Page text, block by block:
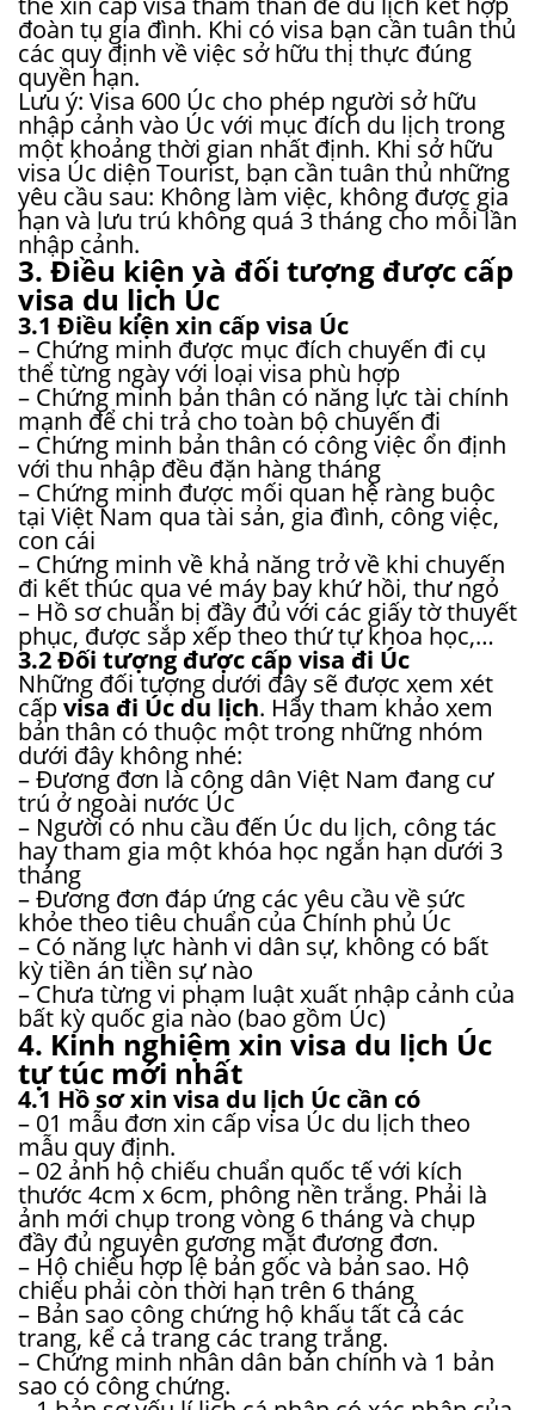
đoàn tụ gia đình. Khi có visa bạn cần tuân thủ
các quy định về việc sở hữu thị thực đúng
quyền hạn.
Lưu ý: Visa 600 Úc cho phép người sở hữu
nhập cảnh vào Úc với mục đích du lịch trong
một khoảng thời gian nhất định. Khi sở hữu
visa Úc diện Tourist, bạn cần tuân thủ những
yêu cầu sau: Không làm việc, không được gia
hạn và lưu trú không quá 3 tháng cho mỗi lần
nhập cảnh.
3. Điều kiện và đối tượng được cấp
visa du lịch Úc
3.1 Điều kiện xin cấp visa Úc
– Chứng minh được mục đích chuyến đi cụ
thể từng ngày với loại visa phù hợp
– Chứng minh bản thân có năng lực tài chính
mạnh để chi trả cho toàn bộ chuyến đi
– Chứng minh bản thân có công việc ổn định
với thu nhập đều đặn hàng tháng
– Chứng minh được mối quan hệ ràng buộc
tại Việt Nam qua tài sản, gia đình, công việc,
con cái
– Chứng minh về khả năng trở về khi chuyến
đi kết thúc qua vé máy bay khứ hồi, thư ngỏ
– Hồ sơ chuẩn bị đầy đủ với các giấy tờ thuyết
phục, được sắp xếp theo thứ tự khoa học,…
3.2 Đối tượng được cấp visa đi Úc
Những đối tượng dưới đây sẽ được xem xét
cấpvisa đi Úc du lịch. Hãy tham khảo xem
bản thân có thuộc một trong những nhóm
dưới đây không nhé:
– Đương đơn là công dân Việt Nam đang cư
trú ở ngoài nước Úc
– Người có nhu cầu đến Úc du lịch, công tác
hay tham gia một khóa học ngắn hạn dưới 3
tháng
– Đương đơn đáp ứng các yêu cầu về sức
khỏe theo tiêu chuẩn của Chính phủ Úc
– Có năng lực hành vi dân sự, không có bất
kỳ tiền án tiền sự nào
– Chưa từng vi phạm luật xuất nhập cảnh của
bất kỳ quốc gia nào (bao gồm Úc)
4. Kinh nghiệm xin visa du lịch Úc
tự túc mới nhất
4.1 Hồ sơ xin visa du lịch Úc cần có
– 01 mẫu đơn xin cấp visa Úc du lịch theo
mẫu quy định.
– 02 ảnh hộ chiếu chuẩn quốc tế với kích
thước 4cm x 6cm, phông nền trắng. Phải là
ảnh mới chụp trong vòng 6 tháng và chụp
đầy đủ nguyên gương mặt đương đơn.
– Hộ chiếu hợp lệ bản gốc và bản sao. Hộ
chiếu phải còn thời hạn trên 6 tháng
– Bản sao công chứng hộ khấu tất cả các
trang, kể cả trang các trang trắng.
– Chứng minh nhân dân bản chính và 1 bản
sao có công chứng.